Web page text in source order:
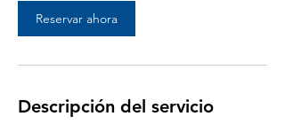
Reservar ahora
Descripción del servicio